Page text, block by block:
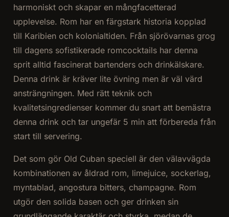
harmoniskt och skapar en mångfacetterad
upplevelse. Rom har en färgstark historia kopplad
till Karibien och kolonialtiden. Från sjörövarnas grog
till dagens sofistikerade romcocktails har denna
sprit alltid fascinerat bartenders och drinkälskare.
Denna drink är kräver lite övning men är väl värd
ansträngningen. Med rätt teknik och
kvalitetsingredienser kommer du snart att bemästra
denna drink och tar ungefär 5 min att förbereda från
start till servering.
Det som gör Old Cuban speciell är den välavvägda
kombinationen av åldrad rom, limejuice, sockerlag,
myntablad, angostura bitters, champagne. Rom
utgör den solida basen och ger drinken sin